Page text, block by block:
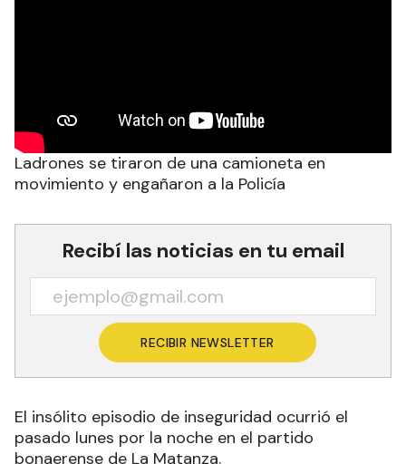
Ladrones se tiraron de una camioneta en
movimiento y engañaron a la Policía
Recibí las noticias en tu email
RECIBIR NEWSLETTER
El insólito episodio de inseguridad ocurrió el
pasado lunes por la noche en el partido
bonaerense de La Matanza.